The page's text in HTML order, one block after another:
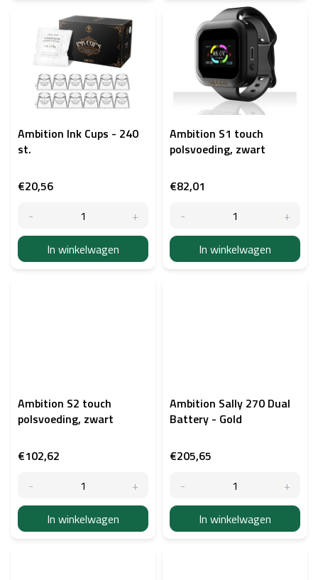
Ambition Ink Cups - 240
st.
€20,56
In winkelwagen
Ambition S1 touch
polsvoeding, zwart
€82,01
In winkelwagen
Ambition S2 touch
polsvoeding, zwart
€102,62
In winkelwagen
Ambition Sally 270 Dual
Battery - Gold
€205,65
In winkelwagen